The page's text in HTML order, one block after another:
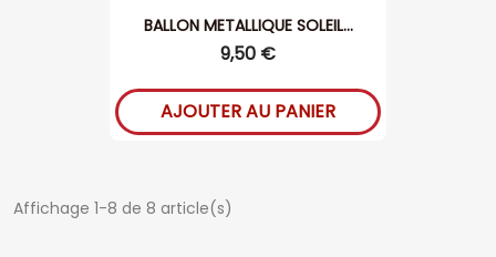
BALLON METALLIQUE SOLEIL...
9,50 €
AJOUTER AU PANIER
Affichage 1-8 de 8 article(s)